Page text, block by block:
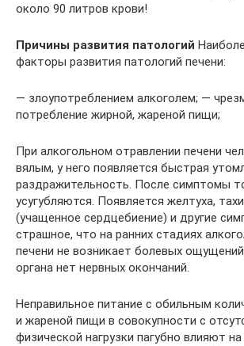
около 90 литров крови!
Причины развития патологий
факторы развития патологий печени:
— злоупотреблением алкоголем; —
потребление жирной, жареной пищи;
При алкогольном отравлении печени
вялым, у него появляется быстрая
раздражительность. После симптомы
усугубляются. Появляется желтуха,
(учащенное сердцебиение) и другие
страшное, что на ранних стадиях
печени не возникает болевых
органа нет нервных окончаний.
Неправильное питание с обильным
и жареной пищи в совокупности с
физической нагрузки пагубно влияют